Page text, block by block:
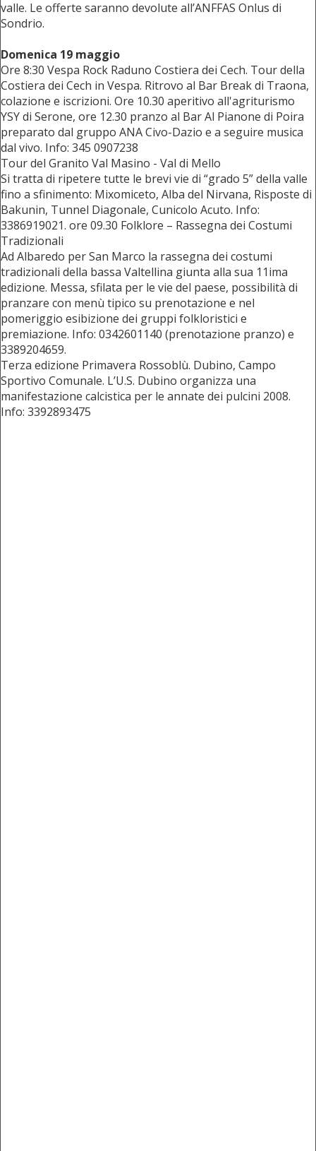
valle. Le offerte saranno devolute all’ANFFAS Onlus di
Sondrio.
Domenica 19 maggio
Ore 8:30 Vespa Rock Raduno Costiera dei Cech. Tour della
Costiera dei Cech in Vespa. Ritrovo al Bar Break di Traona,
colazione e iscrizioni. Ore 10.30 aperitivo all'agriturismo
YSY di Serone, ore 12.30 pranzo al Bar Al Pianone di Poira
preparato dal gruppo ANA Civo-Dazio e a seguire musica
dal vivo. Info: 345 0907238
Tour del Granito Val Masino - Val di Mello
Si tratta di ripetere tutte le brevi vie di “grado 5” della valle
fino a sfinimento: Mixomiceto, Alba del Nirvana, Risposte di
Bakunin, Tunnel Diagonale, Cunicolo Acuto. Info:
3386919021. ore 09.30 Folklore – Rassegna dei Costumi
Tradizionali
Ad Albaredo per San Marco la rassegna dei costumi
tradizionali della bassa Valtellina giunta alla sua 11ima
edizione. Messa, sfilata per le vie del paese, possibilità di
pranzare con menù tipico su prenotazione e nel
pomeriggio esibizione dei gruppi folkloristici e
premiazione. Info: 0342601140 (prenotazione pranzo) e
3389204659.
Terza edizione Primavera Rossoblù. Dubino, Campo
Sportivo Comunale. L’U.S. Dubino organizza una
manifestazione calcistica per le annate dei pulcini 2008.
Info: 3392893475